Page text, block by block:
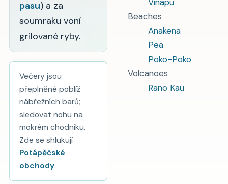
Beaches
Anakena
Pea
Poko-Poko
Volcanoes
Rano Kau
pasu) a za
soumraku voní
grilované ryby.
Večery jsou
přeplněné poblíž
nábřežních barů;
sledovat nohu na
mokrém chodníku.
Zde se shlukují
Potápěčské
obchody.